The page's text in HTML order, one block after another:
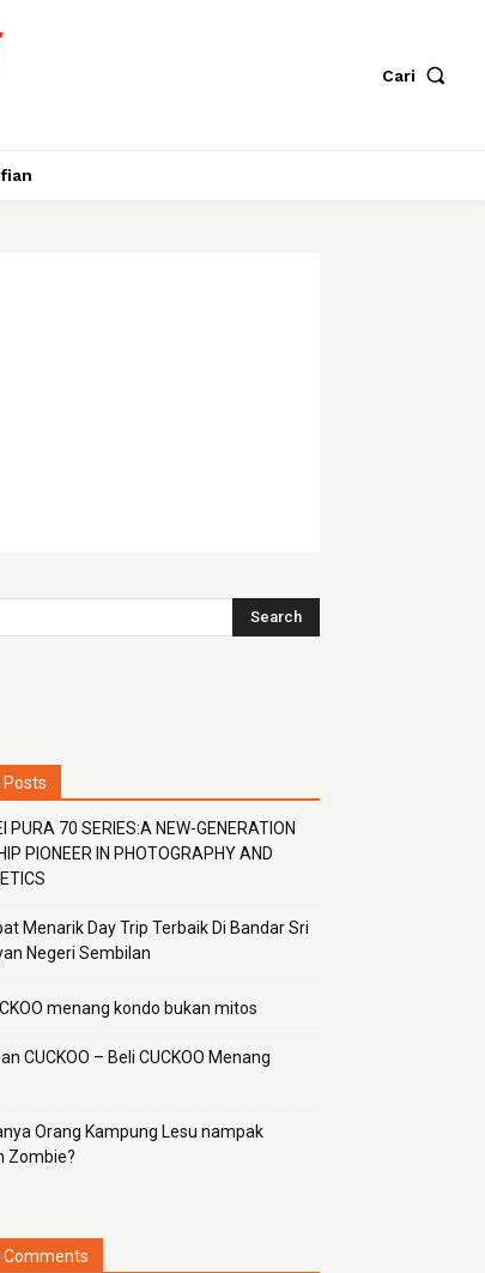
Cari
Posts
PURA 70 SERIES:A NEW-GENERATION
PIONEER IN PHOTOGRAPHY AND
Menarik Day Trip Terbaik Di Bandar Sri
Negeri Sembilan
menang kondo bukan mitos
CUCKOO – Beli CUCKOO Menang
Orang Kampung Lesu nampak
Zombie?
Comments